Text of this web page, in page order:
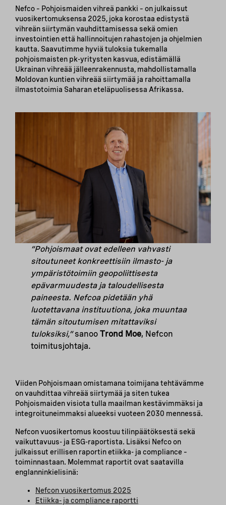
Nefco – Pohjoismaiden vihreä pankki – on julkaissut
vuosikertomuksensa 2025, joka korostaa edistystä
vihreän siirtymän vauhdittamisessa sekä omien
investointien että hallinnoitujen rahastojen ja ohjelmien
kautta. Saavutimme hyviä tuloksia tukemalla
pohjoismaisten pk-yritysten kasvua, edistämällä
Ukrainan vihreää jälleenrakennusta, mahdollistamalla
Moldovan kuntien vihreää siirtymää ja rahoittamalla
ilmastotoimia Saharan eteläpuolisessa Afrikassa.
“Pohjoismaat ovat edelleen vahvasti
sitoutuneet konkreettisiin ilmasto- ja
ympäristötoimiin geopoliittisesta
epävarmuudesta ja taloudellisesta
paineesta. Nefcoa pidetään yhä
luotettavana instituutiona, joka muuntaa
tämän sitoutumisen mitattaviksi
tuloksiksi,”sanooTrond Moe, Nefcon
toimitusjohtaja.
Viiden Pohjoismaan omistamana toimijana tehtävämme
on vauhdittaa vihreää siirtymää ja siten tukea
Pohjoismaiden visiota tulla maailman kestävimmäksi ja
integroituneimmaksi alueeksi vuoteen 2030 mennessä.
Nefcon vuosikertomus koostuu tilinpäätöksestä sekä
vaikuttavuus- ja ESG-raportista. Lisäksi Nefco on
julkaissut erillisen raportin etiikka- ja compliance –
toiminnastaan. Molemmat raportit ovat saatavilla
englanninkielisinä:
Nefcon vuosikertomus 2025
Etiikka- ja compliance raportti